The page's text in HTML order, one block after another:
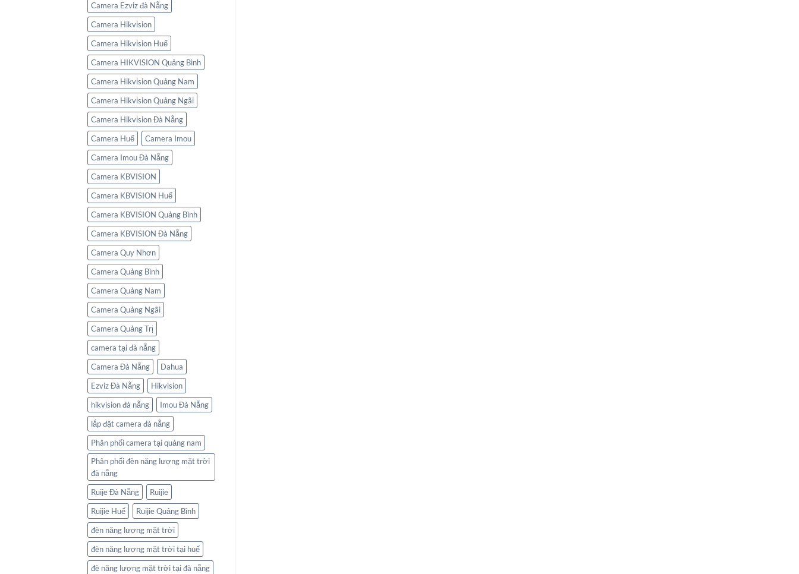
Camera Ezviz đà Nẵng
Camera Hikvision
Camera Hikvision Huế
Camera HIKVISION Quảng Bình
Camera Hikvision Quảng Nam
Camera Hikvision Quảng Ngãi
Camera Hikvision Đà Nẵng
Camera Huế
Camera Imou
Camera Imou Đà Nẵng
Camera KBVISION
Camera KBVISION Huế
Camera KBVISION Quảng Bình
Camera KBVISION Đà Nẵng
Camera Quy Nhơn
Camera Quảng Bình
Camera Quảng Nam
Camera Quảng Ngãi
Camera Quảng Trị
camera tại đà nẵng
Camera Đà Nẵng
Dahua
Ezviz Đà Nẵng
Hikvision
hikvision đà nẵng
Imou Đà Nẵng
lắp đặt camera đà nẵng
Phân phối camera tại quảng nam
Phân phối đèn năng lượng mặt trời
đà nẵng
Ruije Đà Nẵng
Ruijie
Ruijie Huế
Ruijie Quảng Bình
đèn năng lượng mặt trời
đèn năng lượng mặt trời tại huế
đè năng lượng mặt trời tại đà nẵng